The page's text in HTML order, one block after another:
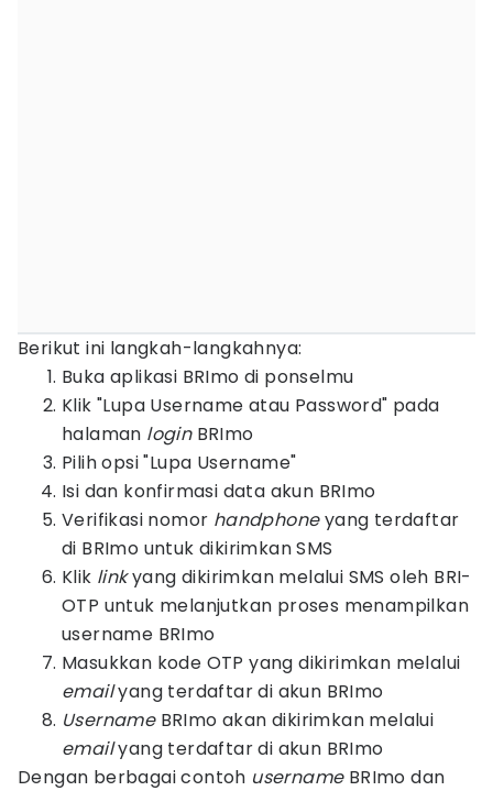
Berikut ini langkah-langkahnya:
Buka aplikasi BRImo di ponselmu
Klik "Lupa Username atau Password" pada
halaman loginBRImo
Pilih opsi "Lupa Username"
Isi dan konfirmasi data akun BRImo
Verifikasi nomor handphoneyang terdaftar
di BRImo untuk dikirimkan SMS
Klik linkyang dikirimkan melalui SMS oleh BRI-
OTP untuk melanjutkan proses menampilkan
username BRImo
Masukkan kode OTP yang dikirimkan melalui
emailyang terdaftar di akun BRImo
Username BRImo akan dikirimkan melalui
emailyang terdaftar di akun BRImo
Dengan berbagai contoh username BRImo dan